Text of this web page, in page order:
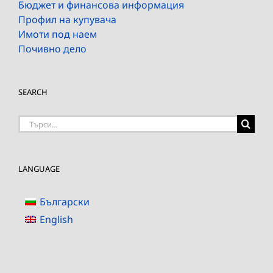
Бюджет и финансова информация
Профил на купувача
Имоти под наем
Почивно дело
SEARCH
Търсене
LANGUAGE
Български
English